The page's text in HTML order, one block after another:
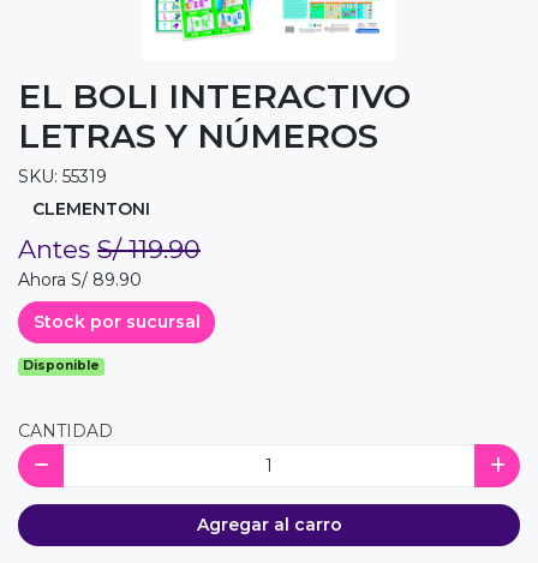
EL BOLI INTERACTIVO
LETRAS Y NÚMEROS
SKU: 55319
CLEMENTONI
Antes S/ 119.90
Ahora S/ 89.90
Stock por sucursal
Disponible
CANTIDAD
Agregar al carro